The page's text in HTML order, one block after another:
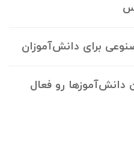
برای دانش‌آموزان
رو فعال